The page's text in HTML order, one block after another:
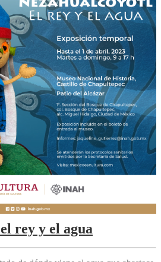
rey y el agua